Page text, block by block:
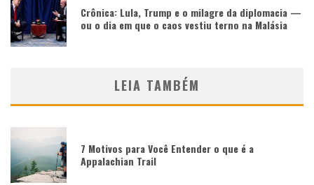
Crônica: Lula, Trump e o milagre da diplomacia —
ou o dia em que o caos vestiu terno na Malásia
LEIA TAMBÉM
7 Motivos para Você Entender o que é a
Appalachian Trail